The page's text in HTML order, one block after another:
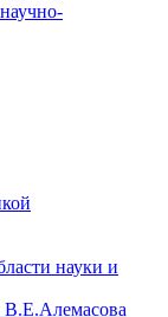
науки и
В.Е.Алемасова